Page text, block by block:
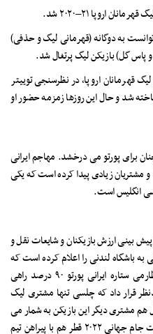
اروپا ۲۱–۲۰۲۰ شد.
به دوگانه (قهرمانی لیگ و حذفی)
پاس گل) بازیکن لیگ پرتغال شد.
قهرمانان اروپا، در نظرسنجی توییتر
شد و حال این روزها زمزمه حضور او
برای پورتو می درخشد. مهاجم ایرانی
مشتریان زیادی پیدا کرده است که یکی
انگلیس است.
بینی ارزش بازیکنان و شایعات نقل و
به باشگاه لندنی را اعلام کرده است که
طبق اعلام سایت ترانسفر مارکت مهدی طارمی ستاره ایرانی پورتو ۹۰ درصد راهی
قرار داد که چلسی تنها مشتری لیگ
هم مشتری دیگر این بازیکن به شمار می
آید و همانطور که گفتیم، طارمی در مسابقات جام جهانی ۲۰۲۲ قطر هم با پیراهن تیم